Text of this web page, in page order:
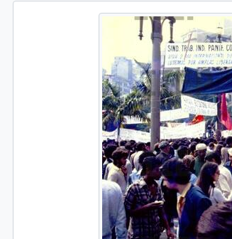
[Item]Trabalho : BR-
[Item]Trabalho : BR-
[Dossiê]Trabalho : BR-
[Dossiê]Trabalho : BR-
[Dossiê]Trabalho : BR-
[Dossiê]Trabalho : BR-
[Dossiê]Trabalho : BR-
[Dossiê]Trabalho : BR-
[Dossiê]Trabalho : BR-
[Dossiê]Trabalho : BR-
[Dossiê]Trabalho : BR-
[Dossiê] Trabalho : BR-
[Dossiê]Trabalho : BR-